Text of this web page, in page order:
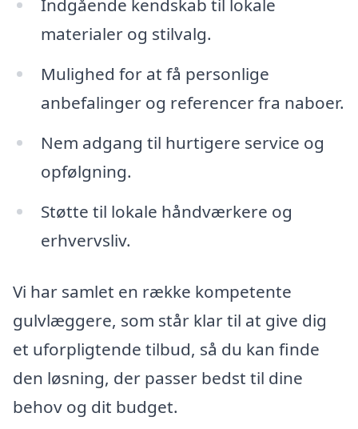
Indgående kendskab til lokale
materialer og stilvalg.
Mulighed for at få personlige
anbefalinger og referencer fra naboer.
Nem adgang til hurtigere service og
opfølgning.
Støtte til lokale håndværkere og
erhvervsliv.
Vi har samlet en række kompetente
gulvlæggere, som står klar til at give dig
et uforpligtende tilbud, så du kan finde
den løsning, der passer bedst til dine
behov og dit budget.